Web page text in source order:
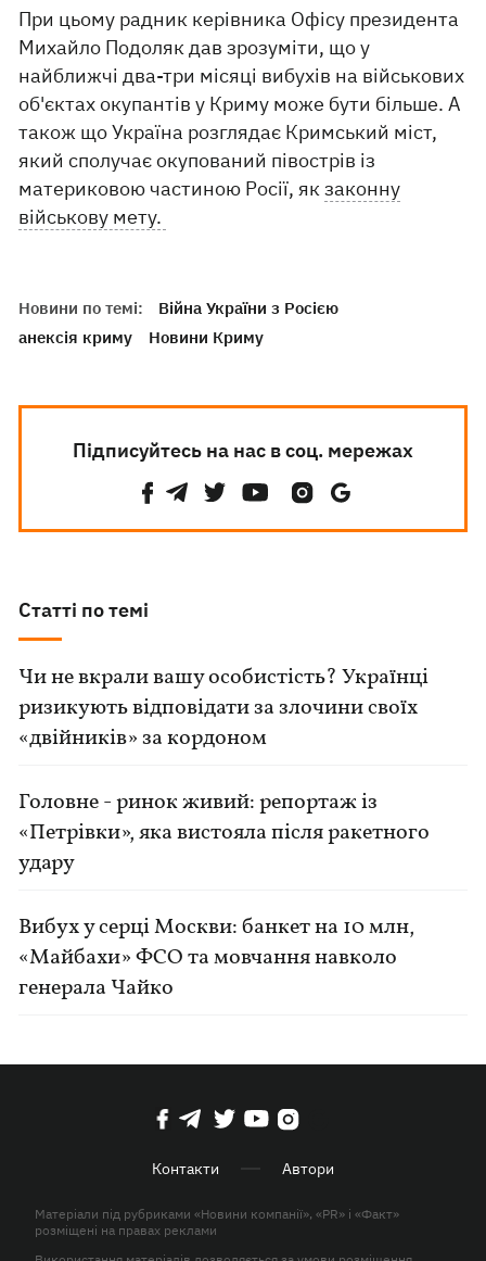
При цьому радник керівника Офісу президента
Михайло Подоляк дав зрозуміти, що у
найближчі два-три місяці вибухів на військових
об'єктах окупантів у Криму може бути більше. А
також що Україна розглядає Кримський міст,
який сполучає окупований півострів із
материковою частиною Росії, якзаконну
військову мету.
Новини по темі:
Війна України з Росією
анексія криму
Новини Криму
Підписуйтесь на нас в соц. мережах
Статті по темі
Чи не вкрали вашу особистість? Українці
ризикують відповідати за злочини своїх
«двійників» за кордоном
Головне - ринок живий: репортаж із
«Петрівки», яка вистояла після ракетного
удару
Вибух у серці Москви: банкет на 10 млн,
«Майбахи» ФСО та мовчання навколо
генерала Чайко
Контакти Автори
Матеріали під рубриками «Новини компанії», «PR» і «Факт»
розміщені на правах реклами